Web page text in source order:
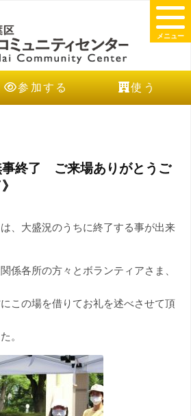
参加する 使う
メニュー
事終了 ご来場ありがとうご
、大盛況のうちに終了する事が出来
係各所の方々とボランティアさま、
この場を借りてお礼を述べさせて頂
。